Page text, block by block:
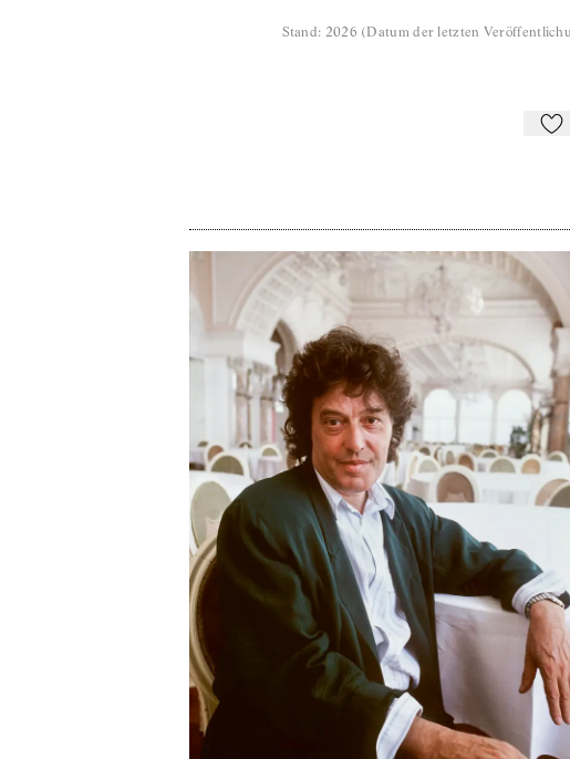
Stand: 2026 (Datum der letzten
Zu